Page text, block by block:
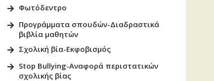
Φωτόδεντρο
Προγράμματα σπουδών-Διαδραστικά
βιβλία μαθητών
Σχολική βία-Εκφοβισμός
Stop Bullying-Αναφορά περιστατικών
σχολικής βίας